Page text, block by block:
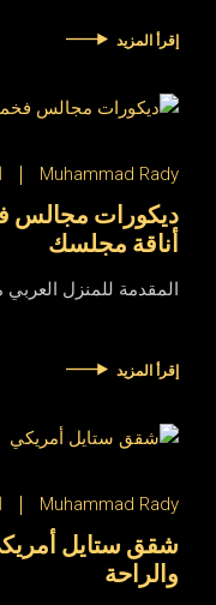
إقرأ المزيد
Muhammad Rady
ديكورات مجالس
أناقة مجلسك
المقدمة للمنزل
إقرأ المزيد
Muhammad Rady
شقق ستايل
والراحة